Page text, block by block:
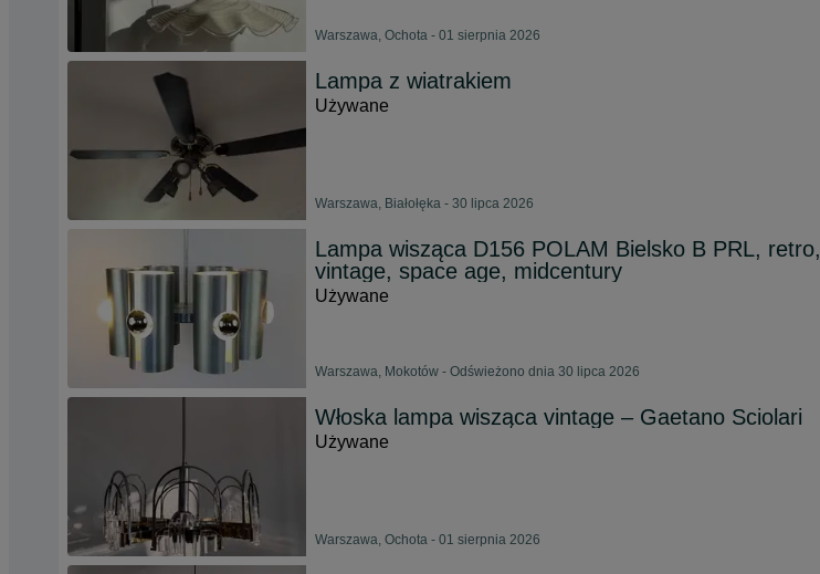
Warszawa, Ochota - 01 sierpnia 2026
Lampa z wiatrakiem
Używane
Warszawa, Białołęka - 30 lipca 2026
Lampa wisząca D156 POLAM Bielsko B PRL, retro,
vintage, space age, midcentury
Używane
Warszawa, Mokotów - Odświeżono dnia 30 lipca 2026
Włoska lampa wisząca vintage – Gaetano Sciolari
Używane
Warszawa, Ochota - 01 sierpnia 2026